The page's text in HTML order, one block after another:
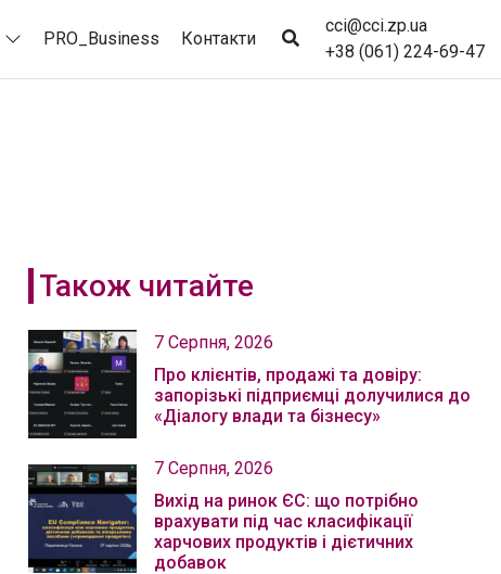
PRO_Business Контакти
cci@cci.zp.ua
+38 (061) 224-69-47
Також читайте
7 Серпня, 2026
Про клієнтів, продажі та довіру:
запорізькі підприємці долучилися до
«Діалогу влади та бізнесу»
7 Серпня, 2026
Вихід на ринок ЄС: що потрібно
врахувати під час класифікації
харчових продуктів і дієтичних
добавок